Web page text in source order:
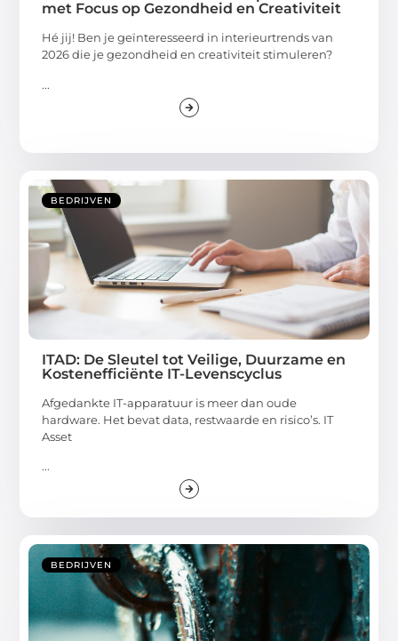
met Focus op Gezondheid en Creativiteit
Hé jij! Ben je geïnteresseerd in interieurtrends van
2026 die je gezondheid en creativiteit stimuleren?
...
BEDRIJVEN
ITAD: De Sleutel tot Veilige, Duurzame en
Kostenefficiënte IT-Levenscyclus
Afgedankte IT-apparatuur is meer dan oude
hardware. Het bevat data, restwaarde en risico’s. IT
Asset
...
BEDRIJVEN